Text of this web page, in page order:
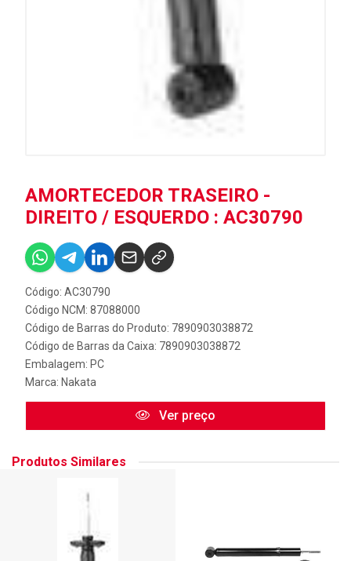
AMORTECEDOR TRASEIRO -
DIREITO / ESQUERDO : AC30790
Código: AC30790
Código NCM: 87088000
Código de Barras do Produto: 7890903038872
Código de Barras da Caixa: 7890903038872
Embalagem: PC
Marca: Nakata
Ver preço
Produtos Similares